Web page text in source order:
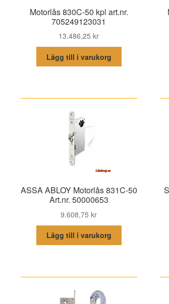
Motorlås 830C-50 kpl art.nr.
705249123031
13.486,25kr
Lägg till i varukorg
ASSA ABLOY Motorlås 831C-50
Art.nr. 50000653
9.608,75kr
Lägg till i varukorg